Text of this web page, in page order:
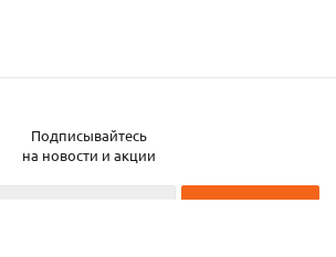
Подписывайтесь
на новости и акции